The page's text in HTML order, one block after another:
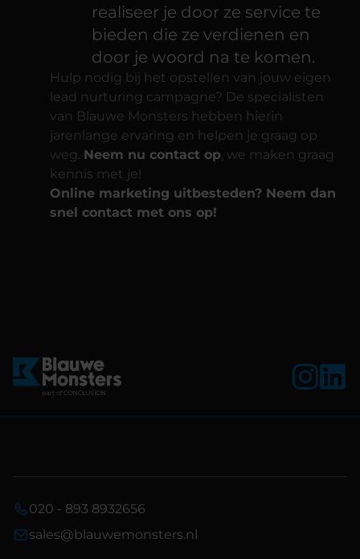
realiseer je door ze service te
bieden die ze verdienen en
door je woord na te komen.
Hulp nodig bij het opstellen van jouw eigen
lead nurturing campagne? De specialisten
van Blauwe Monsters hebben hierin
jarenlange ervaring en helpen je graag op
weg. Neem nu contact op, we maken graag
kennis met je!
Online marketing uitbesteden? Neem dan
snel contact met ons op!
020 - 893 8932656
sales@blauwemonsters.nl